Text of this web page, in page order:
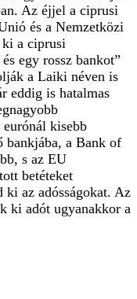
Az éjjel a ciprusi
és a Nemzetközi
a ciprusi
egy rossz bankot”
a Laiki néven is
eddig is hatalmas
kisebb
bankjába, a Bank of
s az EU
betéteket
az adósságokat. Az
ki adót ugyanakkor a